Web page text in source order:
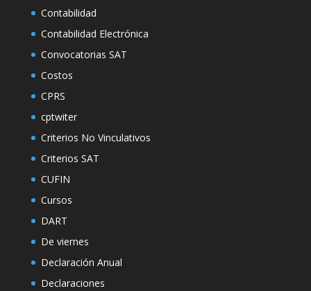
Contabilidad
Contabilidad Electrónica
Convocatorias SAT
Costos
CPRS
cptwiter
Criterios No Vinculativos
Criterios SAT
CUFIN
Cursos
DART
De viernes
Declaración Anual
Declaraciones